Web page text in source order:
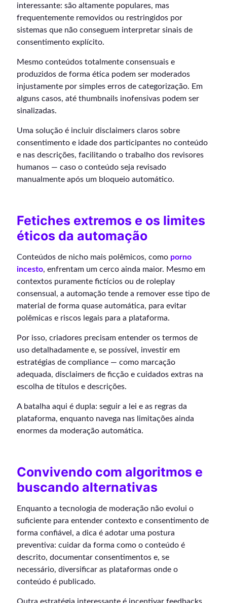
interessante: são altamente populares, mas
frequentemente removidos ou restringidos por
sistemas que não conseguem interpretar sinais de
consentimento explícito.
Mesmo conteúdos totalmente consensuais e
produzidos de forma ética podem ser moderados
injustamente por simples erros de categorização. Em
alguns casos, até thumbnails inofensivas podem ser
sinalizadas.
Uma solução é incluir disclaimers claros sobre
consentimento e idade dos participantes no conteúdo
e nas descrições, facilitando o trabalho dos revisores
humanos — caso o conteúdo seja revisado
manualmente após um bloqueio automático.
Fetiches extremos e os limites
éticos da automação
Conteúdos de nicho mais polêmicos, como porno
incesto, enfrentam um cerco ainda maior. Mesmo em
contextos puramente fictícios ou de roleplay
consensual, a automação tende a remover esse tipo de
material de forma quase automática, para evitar
polêmicas e riscos legais para a plataforma.
Por isso, criadores precisam entender os termos de
uso detalhadamente e, se possível, investir em
estratégias de compliance — como marcação
adequada, disclaimers de ficção e cuidados extras na
escolha de títulos e descrições.
A batalha aqui é dupla: seguir a lei e as regras da
plataforma, enquanto navega nas limitações ainda
enormes da moderação automática.
Convivendo com algoritmos e
buscando alternativas
Enquanto a tecnologia de moderação não evolui o
suficiente para entender contexto e consentimento de
forma confiável, a dica é adotar uma postura
preventiva: cuidar da forma como o conteúdo é
descrito, documentar consentimentos e, se
necessário, diversificar as plataformas onde o
conteúdo é publicado.
Outra estratégia interessante é incentivar feedbacks